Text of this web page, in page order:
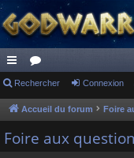
ac
co
ur
or
u
Rechercher Connexion
Accueil du forum Foire
Foire aux